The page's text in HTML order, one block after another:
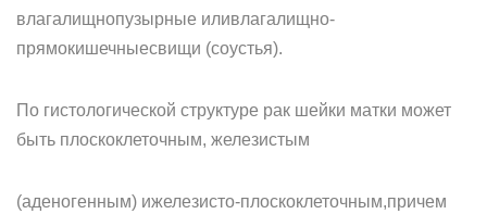
влагалищнопузырные иливлагалищно-
прямокишечныесвищи (соустья).
По гистологической структуре рак шейки матки может
быть плоскоклеточным, железистым
(аденогенным) ижелезисто-плоскоклеточным,причем